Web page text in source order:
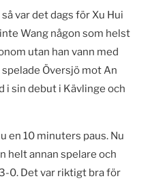
var det dags för Xu Hui
Wang någon som helst
utan han vann med
Översjö mot An
i sin debut i Kävlinge och
en 10 minuters paus. Nu
helt annan spelare och
0. Det var riktigt bra för